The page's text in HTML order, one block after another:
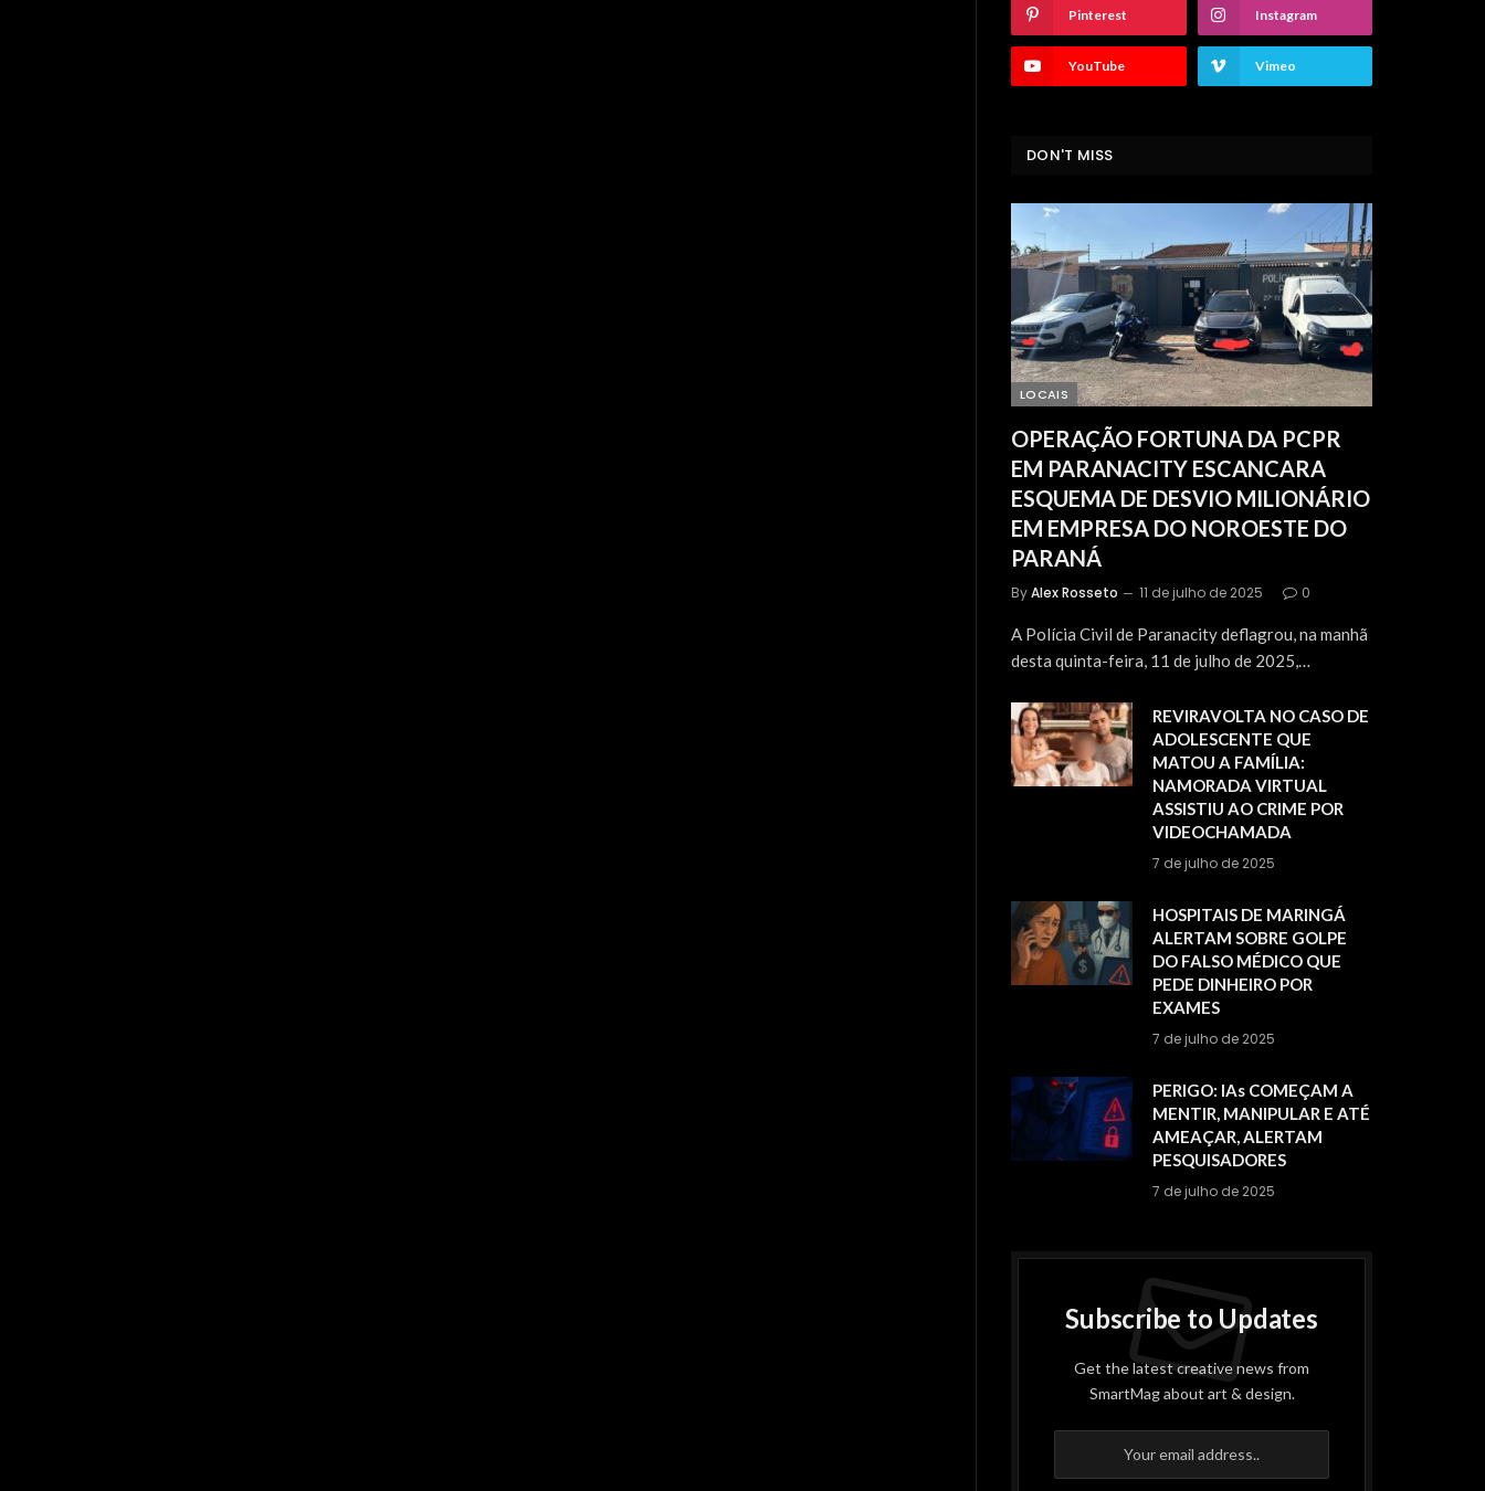
Pinterest Instagram
YouTube Vimeo
DON'T MISS
LOCAIS
OPERAÇÃO FORTUNA DA PCPR
EM PARANACITY ESCANCARA
ESQUEMA DE DESVIO MILIONÁRIO
EM EMPRESA DO NOROESTE DO
PARANÁ
ByAlex Rosseto 11 de julho de 2025 0
A Polícia Civil de Paranacity deflagrou, na manhã
desta quinta-feira, 11 de julho de 2025,…
REVIRAVOLTA NO CASO DE
ADOLESCENTE QUE
MATOU A FAMÍLIA:
NAMORADA VIRTUAL
ASSISTIU AO CRIME POR
VIDEOCHAMADA
7 de julho de 2025
HOSPITAIS DE MARINGÁ
ALERTAM SOBRE GOLPE
DO FALSO MÉDICO QUE
PEDE DINHEIRO POR
EXAMES
7 de julho de 2025
PERIGO: IAs COMEÇAM A
MENTIR, MANIPULAR E ATÉ
AMEAÇAR, ALERTAM
PESQUISADORES
7 de julho de 2025
Subscribe to Updates
Get the latest creative news from
SmartMag about art & design.